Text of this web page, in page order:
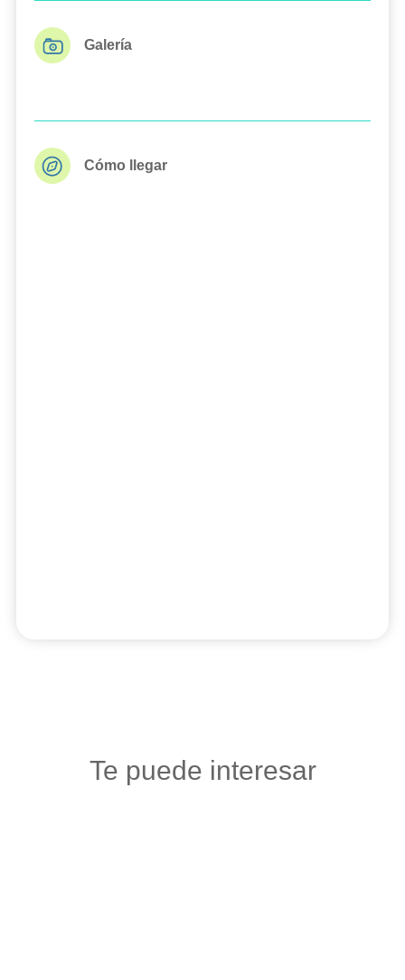
Galería
Cómo llegar
Te puede interesar